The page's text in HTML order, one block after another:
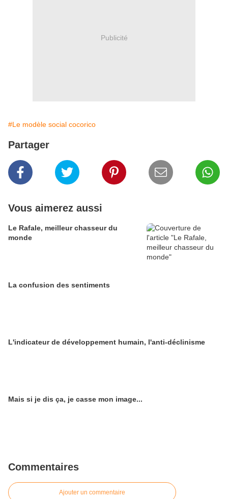
Publicité
#Le modèle social cocorico
Partager
Vous aimerez aussi
Le Rafale, meilleur chasseur du
monde
La confusion des sentiments
L'indicateur de développement humain, l'anti-déclinisme
Mais si je dis ça, je casse mon image...
Commentaires
Ajouter un commentaire